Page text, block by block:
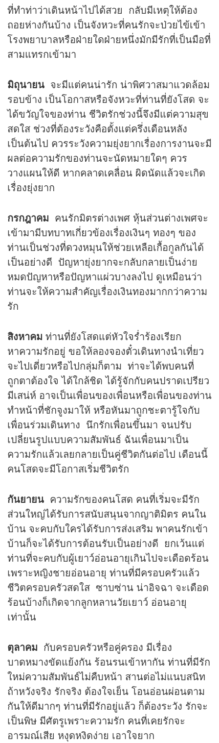
ที่ทำท่าว่าเดินหน้าไปได้สวย กลับมีเหตุให้ต้อง
ถอยห่างกันบ้าง เป็นจังหวะที่คนรักจะป่วยไข้เข้า
โรงพยาบาลหรือฝ่ายใดฝ่ายหนึ่งมักมีรักที่เป็นมือที่
สามแทรกเข้ามา
มิถุนายน จะมีแต่คนน่ารัก น่าพิศวาสมาแวดล้อม
รอบข้าง เป็นโอกาสหรือจังหวะที่ท่านที่ยังโสด จะ
ได้ขวัญใจของท่าน ชีวิตรักช่วงนี้จึงมีแต่ความสุข
สดใส ช่วงที่ต้องระวังคือตั้งแต่ครึ่งเดือนหลัง
เป็นต้นไป ควรระวังความยุ่งยากเรื่องการงานจะมี
ผลต่อความรักของท่านจะนัดหมายใดๆ ควร
วางแผนให้ดี หากคลาดเคลื่อน ผิดนัดแล้วจะเกิด
เรื่องยุ่งยาก
กรกฎาคม คนรักมิตรต่างเพศ หุ้นส่วนต่างเพศจะ
เข้ามามีบทบาทเกี่ยวข้องเรื่องเงินๆ ทองๆ ของ
ท่านเป็นช่วงที่ดวงหมุนให้ช่วยเหลือเกื้อกูลกันได้
เป็นอย่างดี ปัญหายุ่งยากจะกลับกลายเป็นง่าย
หมดปัญหาหรือปัญหาแผ่วบางลงไป ดูเหมือนว่า
ท่านจะให้ความสำคัญเรื่องเงินทองมากกว่าความ
รัก
สิงหาคม ท่านที่ยังโสดแต่หัวใจร่ำร้องเรียก
หาความรักอยู่ ขอให้ลองจองตั๋วเดินทางนำเที่ยว
จะไปเดี่ยวหรือไปกลุ่มก็ตาม ท่าจะได้พบคนที่
ถูกตาต้องใจ ได้ใกล้ชิด ได้รู้จักกับคนปราดเปรียว
มีเสน่ห์ อาจเป็นเพื่อนของเพื่อนหรือเพื่อนของท่าน
ทำหน้าที่ชักจูงมาให้ หรือหันมาถูกชะตารู้ใจกับ
เพื่อนร่วมเดินทาง นึกรักเพื่อนขึ้นมา จนปรับ
เปลี่ยนรูปแบบความสัมพันธ์ ฉันเพื่อนมาเป็น
ความรักแล้วเลยกลายเป็นคู่ชีวิตกันต่อไป เดือนนี้
คนโสดจะมีโอกาสเริ่มชีวิตรัก
กันยายน ความรักของคนโสด คนที่เริ่มจะมีรัก
ส่วนใหญ่ได้รับการสนับสนุนจากญาติมิตร คนใน
บ้าน จะคบกับใครได้รับการส่งเสริม พาคนรักเข้า
บ้านก็จะได้รับการต้อนรับเป็นอย่างดี ยกเว้นแต่
ท่านที่จะคบกับผู้เยาว์อ่อนอายุเกินไปจะเดือดร้อน
เพราะหญิงชายอ่อนอายุ ท่านที่มีครอบครัวแล้ว
ชีวิตครอบครัวสดใส ซาบซ่าน น่าอิจฉา จะเดือด
ร้อนบ้างก็เกิดจากลูกหลานวัยเยาว์ อ่อนอายุ
เท่านั้น
ตุลาคม กับครอบครัวหรือคู่ครอง มีเรื่อง
บาดหมางขัดแย้งกัน ร้อนรนเข้าหากัน ท่านที่มีรัก
ใหม่ความสัมพันธ์ไม่คืบหน้า สานต่อไม่แนบสนิท
ถ้าหวังจริง รักจริง ต้องใจเย็น โอนอ่อนผ่อนตาม
กันให้ดีมากๆ ท่านที่มีรักอยู่แล้ว ก็ต้องระวัง รักจะ
เป็นพิษ มีศัตรูเพราะความรัก คนที่เคยรักจะ
อารมณ์เสีย หงุดหงิดง่าย เอาใจยาก